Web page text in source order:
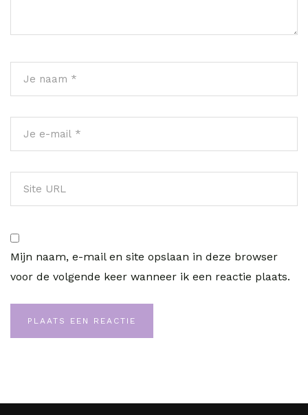
Mijn naam, e-mail en site opslaan in deze browser
voor de volgende keer wanneer ik een reactie plaats.